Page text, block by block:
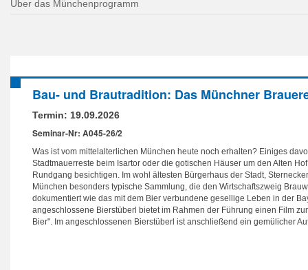
Über das Münchenprogramm
Bau- und Brautradition: Das Münchner
Termin: 19.09.2026
Seminar-Nr: A045-26/2
Was ist vom mittelalterlichen München heute noch erhalten? Einiges
Stadtmauerreste beim Isartor oder die gotischen Häuser um den Alten
Rundgang besichtigen. Im wohl ältesten Bürgerhaus der Stadt,
München besonders typische Sammlung, die den Wirtschaftszweig
dokumentiert wie das mit dem Bier verbundene gesellige Leben in der
angeschlossene Bierstüberl bietet im Rahmen der Führung einen Film
Bier". Im angeschlossenen Bierstüberl ist anschließend ein gemülicher